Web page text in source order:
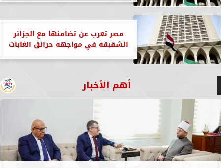
مصر تعرب عن تضامنها مع الجزائر
الشقيقة في مواجهة حرائق الغابات
أهم الأخبار